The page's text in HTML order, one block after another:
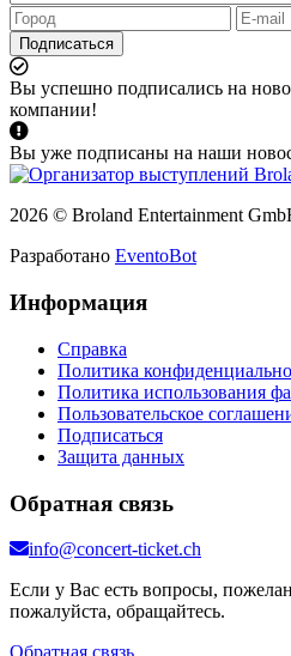
Подписаться
Вы успешно подписались на
компании!
Вы уже подписаны на наши
2026 © Broland Entertainment
Разработано EventoBot
Информация
Справка
Политика
Политика использования
Пользовательское
Подписаться
Защита данных
Обратная связь
info@concert-ticket.ch
Если у Вас есть вопросы,
пожалуйста, обращайтесь.